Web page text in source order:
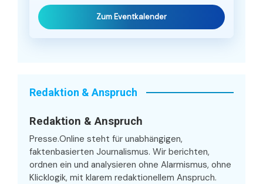
Zum Eventkalender
Redaktion & Anspruch
Redaktion & Anspruch
Presse.Online steht für unabhängigen,
faktenbasierten Journalismus. Wir berichten,
ordnen ein und analysieren ohne Alarmismus, ohne
Klicklogik, mit klarem redaktionellem Anspruch.